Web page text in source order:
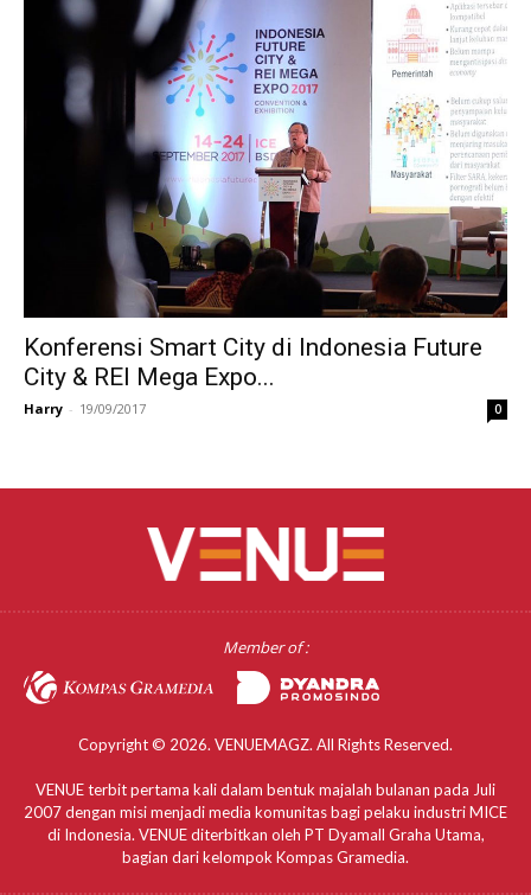
Konferensi Smart City di Indonesia Future
City & REI Mega Expo...
Harry - 19/09/2017 0
Member of :
Copyright © 2026. VENUEMAGZ. All Rights Reserved.
VENUE terbit pertama kali dalam bentuk majalah bulanan pada Juli
2007 dengan misi menjadi media komunitas bagi pelaku industri MICE
di Indonesia. VENUE diterbitkan oleh PT Dyamall Graha Utama,
bagian dari kelompok Kompas Gramedia.